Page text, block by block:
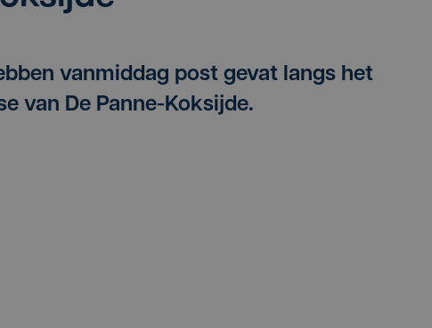
vanmiddag post gevat langs het
van De Panne-Koksijde.